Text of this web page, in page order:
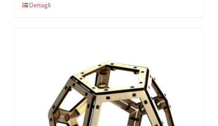
Dettagli